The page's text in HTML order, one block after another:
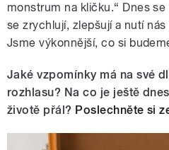
monstrum na kličku.“ Dnes
se zrychlují, zlepšují a nutí
Jsme výkonnější, co si
Jaké vzpomínky má na své
rozhlasu? Na co je ještě
životě přál? Poslechněte si